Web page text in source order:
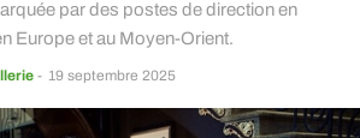
par des postes de direction en
Europe et au Moyen-Orient.
- 19 septembre 2025